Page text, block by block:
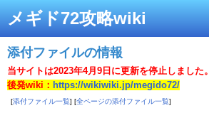
メギド72攻略wiki
添付ファイルの情報
当サイトは2023年4月9日に更新を停止しました。
後発wiki： https://wikiwiki.jp/megido72/
[添付ファイル一覧] [全ページの添付ファイル一覧]